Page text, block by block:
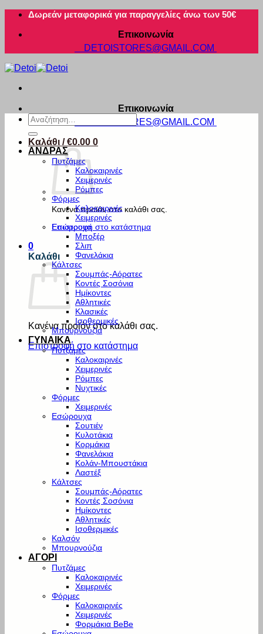
Μετάβαση
περιεχόμενο
Δωρεάν μεταφορικά για παραγγελίες άνω των 50€
Επικοινωνία
DETOISTORES@GMAIL.COM
Επικοινωνία
DETOISTORES@GMAIL.COM
Καλάθι /€0.00 0
Κανένα προϊόν στο καλάθι σας.
Επιστροφή στο κατάστημα
0
Καλάθι
Κανένα προϊόν στο καλάθι σας.
Επιστροφή στο κατάστημα
Αναζήτηση
για:
ΑΝΔΡΑΣ
Πυτζάμες
Καλοκαιρινές
Χειμερινές
Ρόμπες
Φόρμες
Καλοκαιρινές
Χειμερινές
Εσώρουχα
Μποξέρ
Σλιπ
Φανελάκια
Κάλτσες
Σουμπάς-Αόρατες
Κοντές Σοσόνια
Ημίκοντες
Αθλητικές
Κλασικές
Ισοθερμικές
Μπουρνούζια
ΓΥΝΑΙΚΑ
Πυτζάμες
Καλοκαιρινές
Χειμερινές
Ρόμπες
Νυχτικές
Φόρμες
Χειμερινές
Εσώρουχα
Σουτιέν
Κυλοτάκια
Κορμάκια
Φανελάκια
Κολάν-Μπουστάκια
Λαστέξ
Κάλτσες
Σουμπάς-Αόρατες
Κοντές Σοσόνια
Ημίκοντες
Αθλητικές
Ισοθερμικές
Καλσόν
Μπουρνούζια
ΑΓΟΡΙ
Πυτζάμες
Καλοκαιρινές
Χειμερινές
Φόρμες
Καλοκαιρινές
Χειμερινές
Φορμάκια BeBe